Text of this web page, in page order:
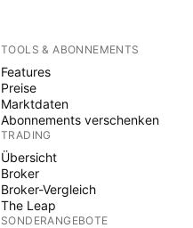
TOOLS & ABONNEMENTS
Features
Preise
Marktdaten
Abonnements verschenken
TRADING
Übersicht
Broker
Broker-Vergleich
The Leap
SONDERANGEBOTE